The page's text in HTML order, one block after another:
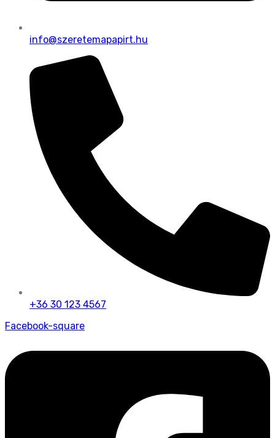
info@szeretemapapirt.hu
+36 30 123 4567
Facebook-square